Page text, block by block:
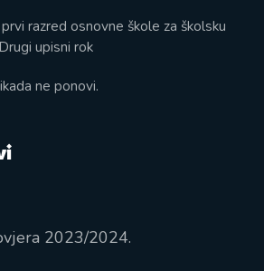
razred osnovne škole za školsku
upisni rok
ne ponovi.
2023/2024.